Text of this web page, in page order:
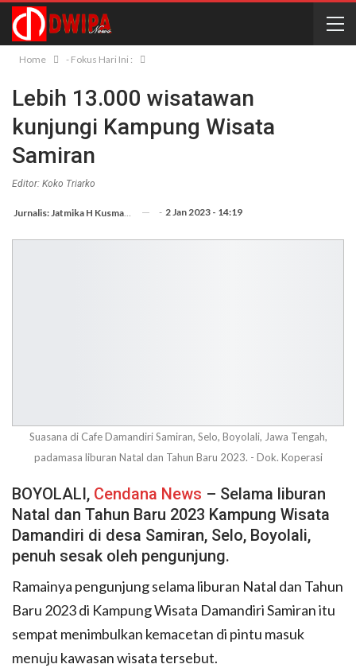
Home - Fokus Hari Ini :
Lebih 13.000 wisatawan
kunjungi Kampung Wisata
Samiran
Editor: Koko Triarko
- 2 Jan 2023 - 14:19
Suasana di Cafe Damandiri Samiran, Selo, Boyolali, Jawa Tengah,
padamasa liburan Natal dan Tahun Baru 2023. - Dok. Koperasi
BOYOLALI, Cendana News – Selama liburan
Natal dan Tahun Baru 2023 Kampung Wisata
Damandiri di desa Samiran, Selo, Boyolali,
penuh sesak oleh pengunjung.
Ramainya pengunjung selama liburan Natal dan Tahun
Baru 2023 di Kampung Wisata Damandiri Samiran itu
sempat menimbulkan kemacetan di pintu masuk
menuju kawasan wisata tersebut.